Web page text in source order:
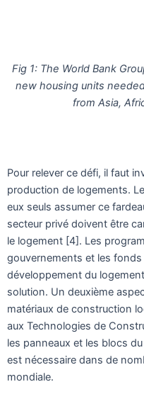
Fig 1: The World Bank
new housing units
from Asia,
Pour relever ce défi, il faut
production de logements.
eux seuls assumer ce
secteur privé doivent être
le logement [4]. Les
gouvernements et les
développement du
solution. Un deuxième
matériaux de construction
aux Technologies de
les panneaux et les blocs
est nécessaire dans de
mondiale.